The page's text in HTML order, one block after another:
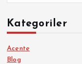
Kategoriler
Acente
Blog